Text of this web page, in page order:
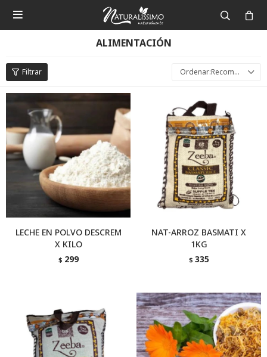

ALIMENTACIÓN
Recomendados
LECHE EN POLVO DESCREM
X KILO
$ 299
NAT-ARROZ BASMATI X
1KG
$ 335